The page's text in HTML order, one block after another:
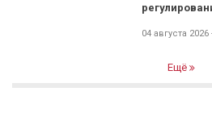
04 августа 2026
Ещё